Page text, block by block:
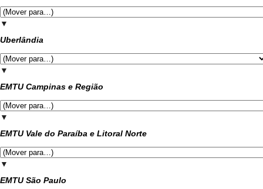
▼
Uberlândia
▼
EMTU Campinas e Região
▼
EMTU Vale do Paraíba e Litoral Norte
▼
EMTU São Paulo